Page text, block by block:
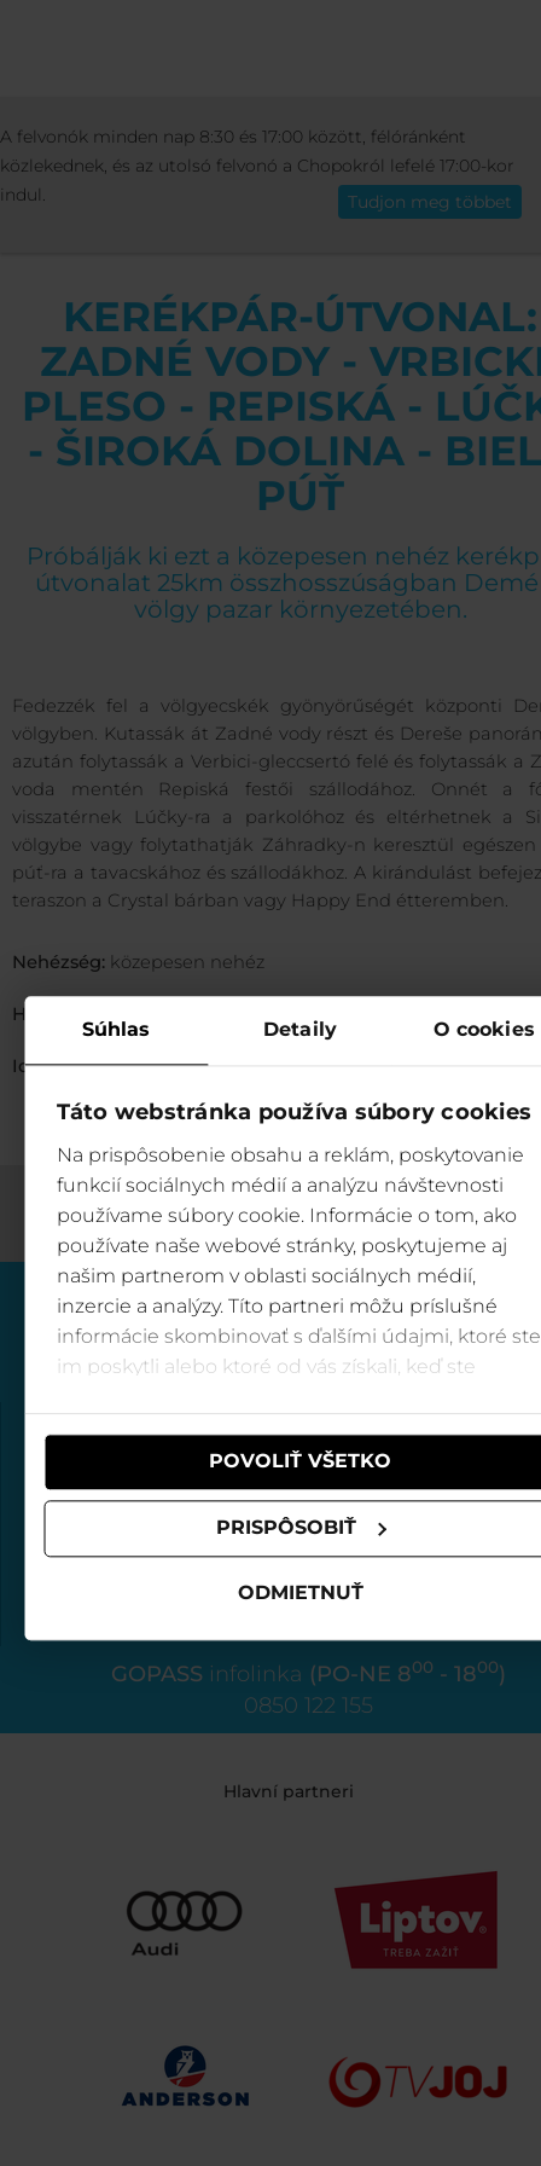
Súhlas Detaily O cookies
Táto webstránka používa súbory cookies
Na prispôsobenie obsahu a reklám, poskytovanie
funkcií sociálnych médií a analýzu návštevnosti
používame súbory cookie. Informácie o tom, ako
používate naše webové stránky, poskytujeme aj
našim partnerom v oblasti sociálnych médií,
inzercie a analýzy. Títo partneri môžu príslušné
informácie skombinovať s ďalšími údajmi, ktoré ste
im poskytli alebo ktoré od vás získali, keď ste
POVOLIŤ VŠETKO
PRISPÔSOBIŤ
ODMIETNUŤ
Magyar
AKTIVITÁSOK SPORT
HOL LEHET
VRBICKÉ PLESO - REPISKÁ - LÚČKY - ŠIROKÁ DOLINA -
KERÉKPÁR-ÚTVONAL:
ZADNÉ VODY -
PLESO - REPISKÁ -
- ŠIROKÁ DOLINA -
PÚŤ
Próbálják ki ezt a közepesen nehéz
útvonalat 25km összhosszúságban
völgy pazar környezetében.
Fedezzék fel a völgyecskék gyönyörűségét központi
völgyben. Kutassák át Zadné vody részt és Dereše
azután folytassák a Verbici-gleccsertó felé és folytassák a
voda mentén Repiská festői szállodához. Onnét a
visszatérnek Lúčky-ra a parkolóhoz és eltérhetnek a
völgybe vagy folytathatják Záhradky-n keresztül egészen
púť-ra a tavacskához és szállodákhoz. A kirándulást
teraszon a Crystal bárban vagy Happy End étteremben.
Nehézség: közepesen nehéz
Hossza:
Időtartam:3:00 h
Client center Biela púť
Hétfő – Vasárnap= 8:00 – 17:30
+421 907 88 66 44
Client center Krupová
Hétfő – Vasárnap= 8:00 – 17:30
GOPASS infolinka (PO-NE 800 - 1800)
0850 122 155
Hlavní partneri
A felvonók minden nap 8:30 és 17:00 között, félóránként
közlekednek, és az utolsó felvonó a Chopokról lefelé 17:00-kor
indul.
Tudjon meg többet